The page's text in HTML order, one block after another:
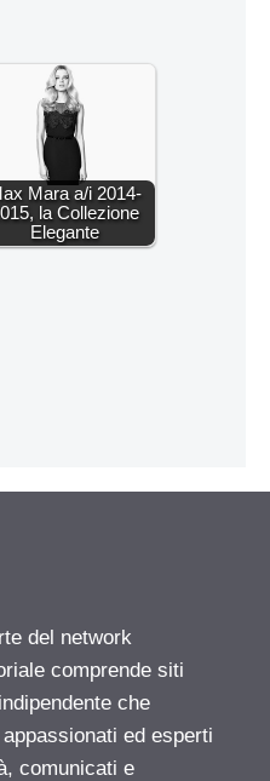
Mara a/i 2014-
la Collezione
Elegante
del network
comprende siti
che
ed esperti
comunicati e